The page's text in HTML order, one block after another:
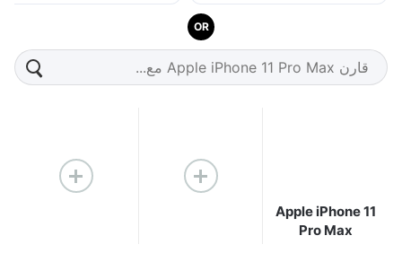
OR
Apple iPhone 11
Pro Max